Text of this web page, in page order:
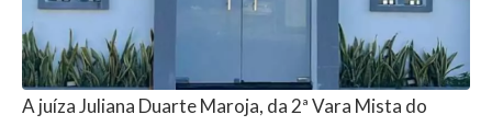
A juíza Juliana Duarte Maroja, da 2ª Vara Mista do